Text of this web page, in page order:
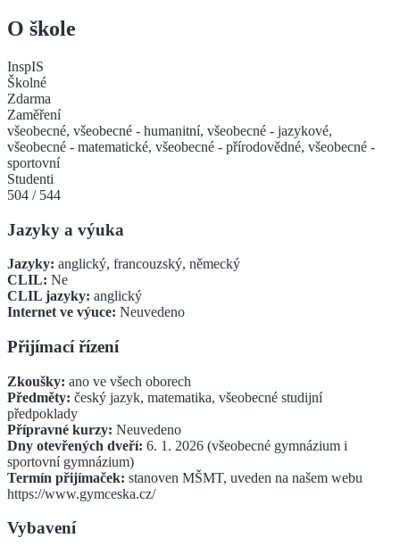
O škole
InspIS
Školné
Zdarma
Zaměření
všeobecné, všeobecné - humanitní, všeobecné - jazykové,
všeobecné - matematické, všeobecné - přírodovědné, všeobecné -
sportovní
Studenti
504 / 544
Jazyky a výuka
Jazyky: anglický, francouzský, německý
CLIL: Ne
CLIL jazyky: anglický
Internet ve výuce: Neuvedeno
Přijímací řízení
Zkoušky: ano ve všech oborech
Předměty: český jazyk, matematika, všeobecné studijní
předpoklady
Přípravné kurzy: Neuvedeno
Dny otevřených dveří: 6. 1. 2026 (všeobecné gymnázium i
sportovní gymnázium)
Termín přijímaček: stanoven MŠMT, uveden na našem webu
https://www.gymceska.cz/
Vybavení